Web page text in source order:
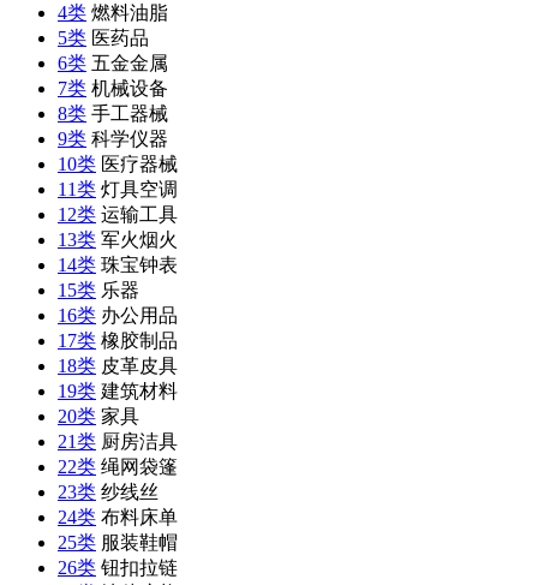
4类 燃料油脂
5类 医药品
6类 五金金属
7类 机械设备
8类 手工器械
9类 科学仪器
10类 医疗器械
11类 灯具空调
12类 运输工具
13类 军火烟火
14类 珠宝钟表
15类 乐器
16类 办公用品
17类 橡胶制品
18类 皮革皮具
19类 建筑材料
20类 家具
21类 厨房洁具
22类 绳网袋篷
23类 纱线丝
24类 布料床单
25类 服装鞋帽
26类 钮扣拉链